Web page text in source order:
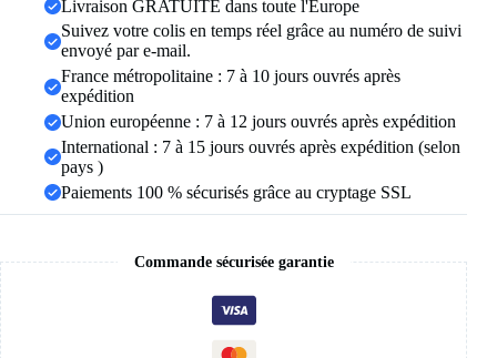
bohème
cadeau
Livraison GRATUITE dans toute l'Europe
Suivez votre colis en temps réel grâce au numéro de suivi
envoyé par e-mail.
France métropolitaine : 7 à 10 jours ouvrés après
expédition
Union européenne : 7 à 12 jours ouvrés après expédition
International : 7 à 15 jours ouvrés après expédition (selon
pays )
Paiements 100 % sécurisés grâce au cryptage SSL
Commande sécurisée garantie